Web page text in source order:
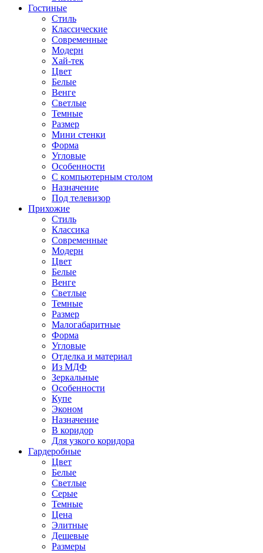
Гостиные
Стиль
Классические
Современные
Модерн
Хай-тек
Цвет
Белые
Венге
Светлые
Темные
Размер
Мини стенки
Форма
Угловые
Особенности
С компьютерным столом
Назначение
Под телевизор
Прихожие
Стиль
Классика
Современные
Модерн
Цвет
Белые
Венге
Светлые
Темные
Размер
Малогабаритные
Форма
Угловые
Отделка и материал
Из МДФ
Зеркальные
Особенности
Купе
Эконом
Назначение
В коридор
Для узкого коридора
Гардеробные
Цвет
Белые
Светлые
Серые
Темные
Цена
Элитные
Дешевые
Размеры